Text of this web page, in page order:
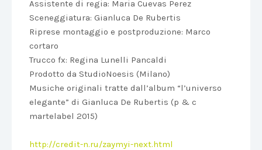
Assistente di regia: Maria Cuevas Perez
Sceneggiatura: Gianluca De Rubertis
Riprese montaggio e postproduzione: Marco
cortaro
Trucco fx: Regina Lunelli Pancaldi
Prodotto da StudioNoesis (Milano)
Musiche originali tratte dall’album “l’universo
elegante” di Gianluca De Rubertis (p & c
martelabel 2015)
http://credit-n.ru/zaymyi-next.html